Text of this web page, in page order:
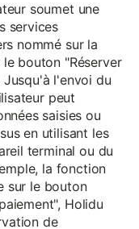
soumet une
services
nommé sur la
bouton "Réserver
l'envoi du
peut
saisies ou
en utilisant les
terminal ou du
la fonction
sur le bouton
Holidu
de